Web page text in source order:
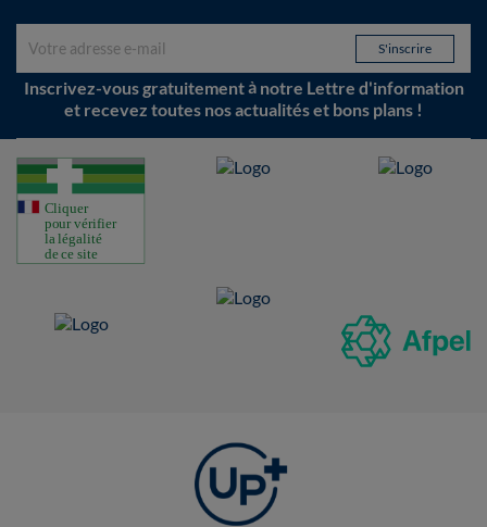
Inscrivez-vous gratuitement à notre Lettre d'information
et recevez toutes nos actualités et bons plans !